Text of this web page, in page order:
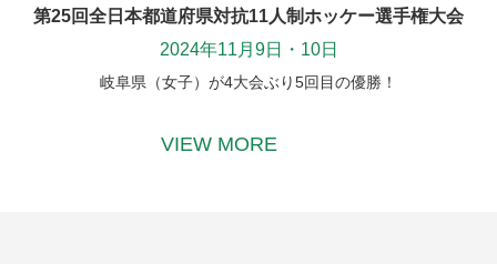
第25回全日本都道府県対抗11人制ホッケー選手権大会
2024年11月9日・10日
岐阜県（女子）が4大会ぶり5回目の優勝！
VIEW MORE